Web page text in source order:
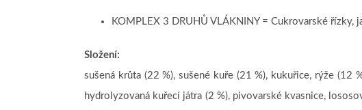
KOMPLEX 3 DRUHŮ VLÁKNINY = Cukrovarské řízky,
Složení:
sušená krůta (22 %), sušené kuře (21 %), kukuřice, rýže (12
hydrolyzovaná kuřecí játra (2 %), pivovarské kvasnice,